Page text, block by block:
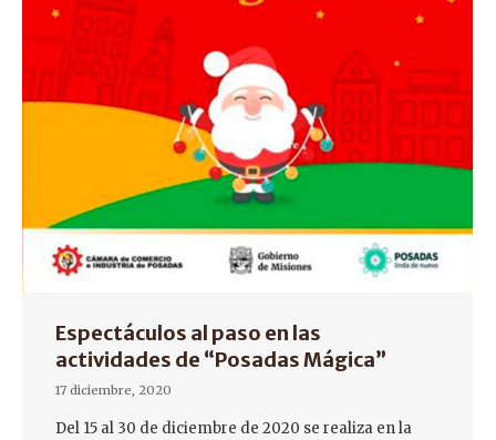
Espectáculos al paso en las
actividades de “Posadas Mágica”
17 diciembre, 2020
Del 15 al 30 de diciembre de 2020 se realiza en la